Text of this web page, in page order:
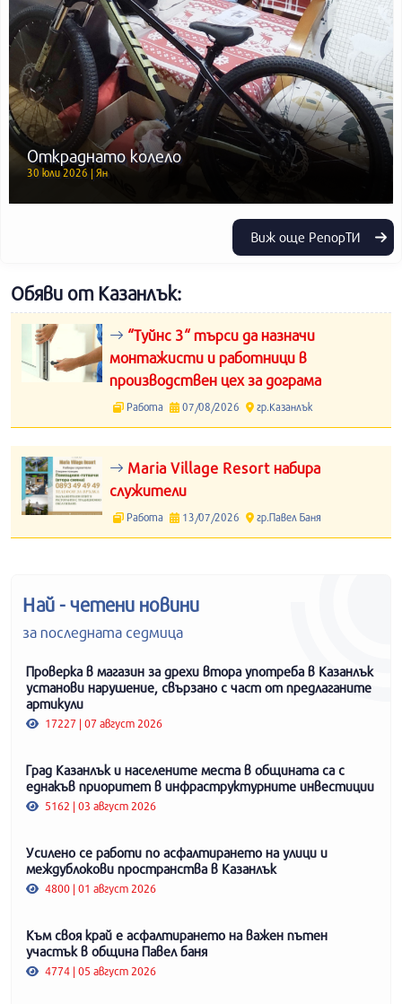
Откраднато колело
30 юли 2026 | Ян
Виж още РепорТИ
Обяви от Казанлък:
“Туйнс 3“ търси да назначи
монтажисти и работници в
производствен цех за дограма
Работа 07/08/2026 гр.Казанлък
Maria Village Resort набира
служители
Работа 13/07/2026 гр.Павел Баня
Най - четени новини
за последната седмица
Проверка в магазин за дрехи втора употреба в Казанлък
установи нарушение, свързано с част от предлаганите
артикули
17227 | 07 август 2026
Град Казанлък и населените места в общината са с
еднакъв приоритет в инфраструктурните инвестиции
5162 | 03 август 2026
Усилено се работи по асфалтирането на улици и
междублокови пространства в Казанлък
4800 | 01 август 2026
Към своя край е асфалтирането на важен пътен
участък в община Павел баня
4774 | 05 август 2026